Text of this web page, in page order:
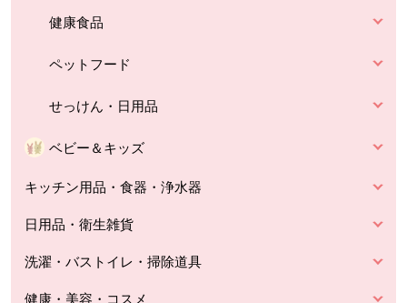
健康食品
ペットフード
せっけん・日用品
ベビー＆キッズ
キッチン用品・食器・浄水器
日用品・衛生雑貨
洗濯・バストイレ・掃除道具
健康・美容・コスメ